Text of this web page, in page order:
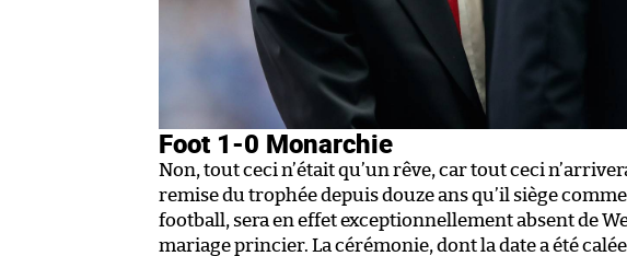
Foot 1-0 Monarchie
Non, tout ceci n’était qu’un rêve, car tout ceci
remise du trophée depuis douze ans qu’il siège
football, sera en effet exceptionnellement absent de
mariage princier. La cérémonie, dont la date a été